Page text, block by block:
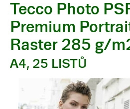
Tecco Photo
Premium
Raster 285 g/
A4, 25 LISTŮ